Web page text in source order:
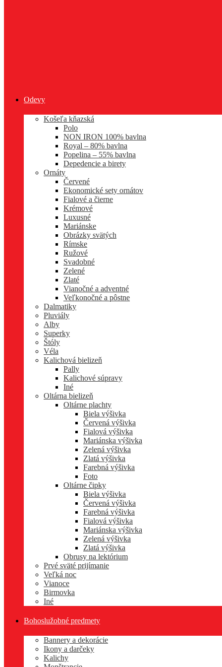
Odevy
Košeľa kňazská
Polo
NON IRON 100% bavlna
Royal – 80% bavlna
Popelina – 55% bavlna
Depedencie a birety
Ornáty
Červené
Ekonomické sety ornátov
Fialové a čierne
Krémové
Luxusné
Mariánske
Obrázky svätých
Rímske
Ružové
Svadobné
Zelené
Zlaté
Vianočné a adventné
Veľkonočné a pôstne
Dalmatiky
Pluviály
Alby
Superky
Štóly
Véla
Kalichová bielizeň
Pally
Kalichové súpravy
Iné
Oltárna bielizeň
Oltárne plachty
Biela výšivka
Červená výšivka
Fialová výšivka
Mariánska výšivka
Zelená výšivka
Zlatá výšivka
Farebná výšivka
Foto
Oltárne čipky
Biela výšivka
Červená výšivka
Farebná výšivka
Fialová výšivka
Mariánska výšivka
Zelená výšivka
Zlatá výšivka
Obrusy na lektórium
Prvé sväté prijímanie
Veľká noc
Vianoce
Birmovka
Iné
Bohoslužobné predmety
Bannery a dekorácie
Ikony a darčeky
Kalichy